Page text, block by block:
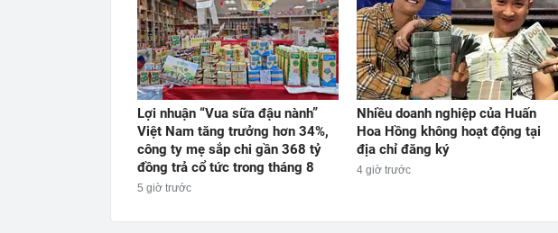
Lợi nhuận “Vua sữa đậu nành”
Việt Nam tăng trưởng hơn 34%,
công ty mẹ sắp chi gần 368 tỷ
đồng trả cổ tức trong tháng 8
5 giờ trước
Nhiều doanh nghiệp của Huấn
Hoa Hồng không hoạt động tại
địa chỉ đăng ký
4 giờ trước